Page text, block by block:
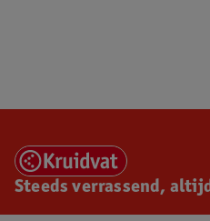
Steeds verrassend,